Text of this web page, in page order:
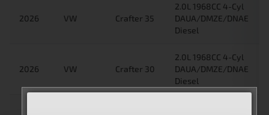
2026 VW Crafter 35
2.0L 1968CC 4-Cyl
DAUA/DMZE/DNAE
Diesel
2026 VW Crafter 30
2.0L 1968CC 4-Cyl
DAUA/DMZE/DNAE
Diesel